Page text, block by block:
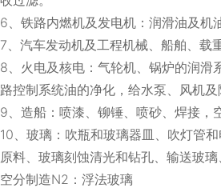
6、铁路内燃机及发电机：润滑油及机
7、汽车发动机及工程机械、船舶、载
8、火电及核电：气轮机、锅炉的润滑
路控制系统油的净化，给水泵、风机及
9、造船：喷漆、铆锤、喷砂、焊接，
10、玻璃：吹瓶和玻璃器皿、吹灯管
原料、玻璃刻蚀清光和钻孔、输送玻璃
空分制造N2：浮法玻璃